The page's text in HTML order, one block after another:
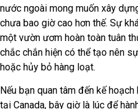
nước ngoài mong muốn xây
chưa bao giờ cao hơn thế. Sự
một vườn ươm hoàn toàn tuân
chắc chắn hiện có thể tạo nên
hoặc hủy bỏ hàng loạt.
Nếu bạn quan tâm đến kế
tại Canada, bây giờ là lúc để